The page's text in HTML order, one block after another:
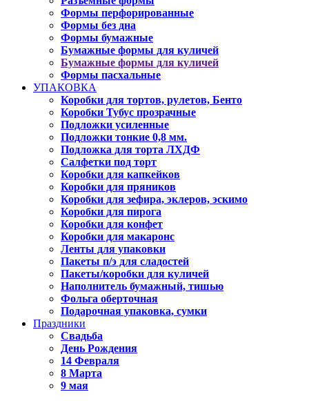
Формы перфорированные
Формы без дна
Формы бумажные
Бумажные формы для куличей
Бумажные формы для куличей
Формы пасхальные
УПАКОВКА
Коробки для тортов, рулетов, Бенто
Коробки Тубус прозрачные
Подложки усиленные
Подложки тонкие 0,8 мм.
Подложка для торта ЛХДФ
Салфетки под торт
Коробки для капкейков
Коробки для пряников
Коробки для зефира, эклеров, эскимо
Коробки для пирога
Коробки для конфет
Коробки для макаронс
Ленты для упаковки
Пакеты п/э для сладостей
Пакеты/коробки для куличей
Наполнитель бумажный, тишью
Фольга оберточная
Подарочная упаковка, сумки
Праздники
Свадьба
День Рождения
14 Февраля
8 Марта
9 мая